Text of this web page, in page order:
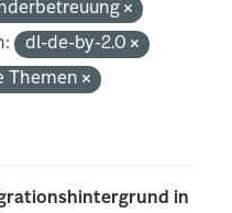
dl-de-by-2.0
Themen
in